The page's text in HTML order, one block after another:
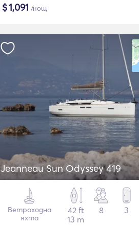
$1,091 /нощ
Jeanneau Sun Odyssey 419
Ветроходна
яхта
42 ft
13 m
8 3